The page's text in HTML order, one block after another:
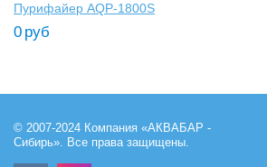
Пурифайер AQP-1800S
0 руб
© 2007-2024 Компания «АКВАБАР -
Сибирь». Все права защищены.